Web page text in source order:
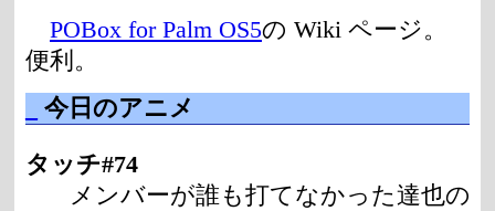
POBox for Palm OS5の Wiki ページ。
便利。
今日のアニメ
タッチ#74
メンバーが誰も打てなかった達也の